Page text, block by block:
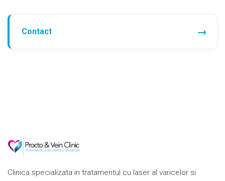
Contact
Clinica specializata in tratamentul cu laser al varicelor si